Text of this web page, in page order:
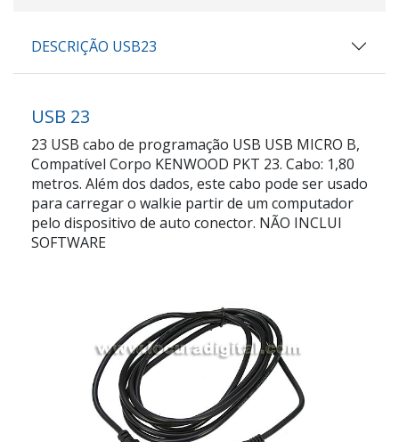
DESCRIÇÃO USB23
USB 23
23 USB cabo de programação USB USB MICRO B,
Compatível Corpo KENWOOD PKT 23. Cabo: 1,80
metros. Além dos dados, este cabo pode ser usado
para carregar o walkie partir de um computador
pelo dispositivo de auto conector. NÃO INCLUI
SOFTWARE